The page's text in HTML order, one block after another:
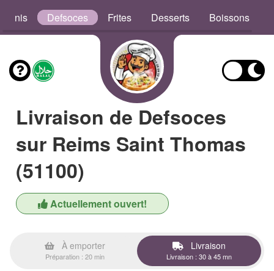
Defsoces Frites Desserts Boissons
Livraison de Defsoces
sur Reims Saint Thomas
(51100)
Actuellement ouvert!
À emporter
Préparation : 20 min
Livraison
Livraison : 30 à 45 mn